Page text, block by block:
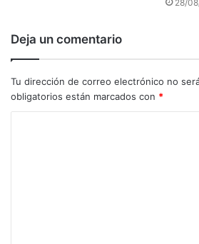
28/
Deja un comentario
Tu dirección de correo electrónico no
obligatorios están marcados con *